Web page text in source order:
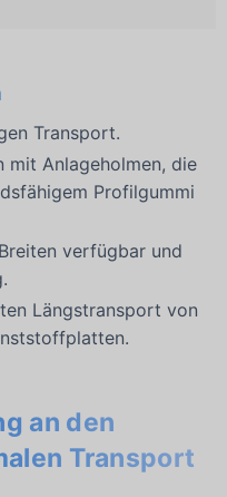
Transport.
mit Anlageholmen, die
Profilgummi
verfügbar und
Längstransport von
an den
Transport